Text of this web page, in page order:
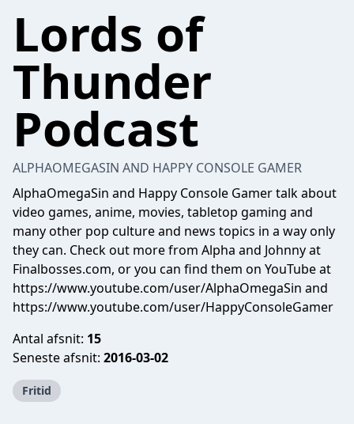
Lords of
Thunder
Podcast
ALPHAOMEGASIN AND HAPPY CONSOLE GAMER
AlphaOmegaSin and Happy Console Gamer talk about
video games, anime, movies, tabletop gaming and
many other pop culture and news topics in a way only
they can. Check out more from Alpha and Johnny at
Finalbosses.com, or you can find them on YouTube at
https://www.youtube.com/user/AlphaOmegaSin and
https://www.youtube.com/user/HappyConsoleGamer
Antal afsnit: 15
Seneste afsnit: 2016-03-02
Fritid